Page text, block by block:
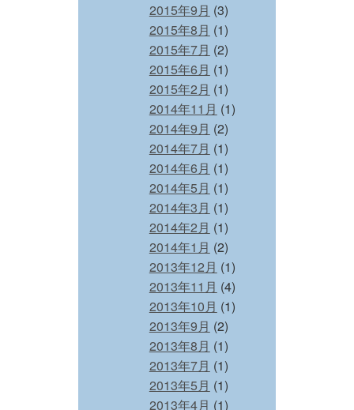
2015年9月 (3)
2015年8月 (1)
2015年7月 (2)
2015年6月 (1)
2015年2月 (1)
2014年11月 (1)
2014年9月 (2)
2014年7月 (1)
2014年6月 (1)
2014年5月 (1)
2014年3月 (1)
2014年2月 (1)
2014年1月 (2)
2013年12月 (1)
2013年11月 (4)
2013年10月 (1)
2013年9月 (2)
2013年8月 (1)
2013年7月 (1)
2013年5月 (1)
2013年4月 (1)